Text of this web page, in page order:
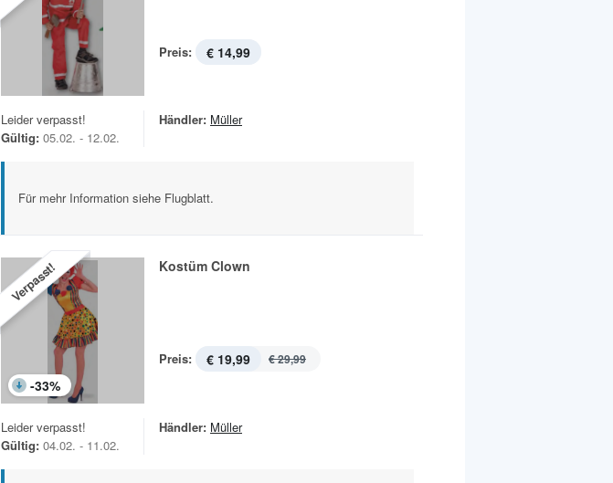
Preis: € 14,99
Leider verpasst!
Gültig: 05.02. - 12.02.
Händler: Müller
Für mehr Information siehe Flugblatt.
Verpasst!
-33%
Kostüm Clown
Preis: € 19,99 € 29,99
Leider verpasst!
Gültig: 04.02. - 11.02.
Händler: Müller